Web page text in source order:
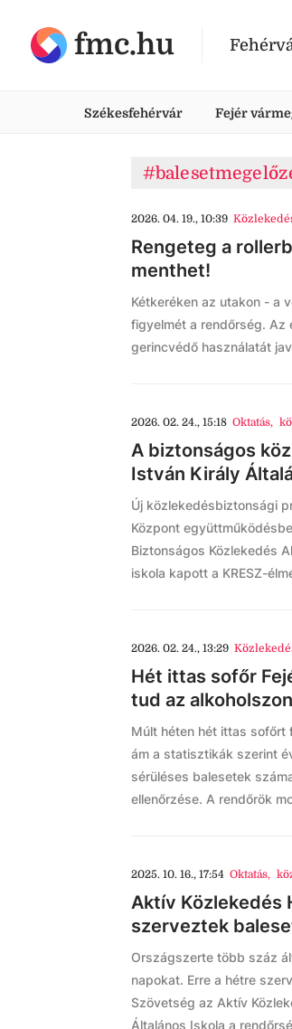
fmc.hu
Székesfehérvár Fejér
2026. 04. 19., 10:39
Rengeteg a
menthet!
Kétkeréken az utakon - a
figyelmét a rendőrség. Az
gerincvédő használatát
2026. 02. 24., 15:18 Oktatás,
A biztonságos
István Király
Új közlekedésbiztonsági
Központ
Biztonságos Közlekedés
iskola kapott a KRESZ-
2026. 02. 24., 13:29
Hét ittas sofőr
tud az
Múlt héten hét ittas sofőrt
ám a statisztikák szerint
sérüléses balesetek
ellenőrzése. A rendőrök
2025. 10. 16., 17:54 Oktatás,
Aktív Közlekedés
szerveztek
Országszerte több száz
napokat. Erre a hétre
Szövetség az Aktív
Általános Iskola a